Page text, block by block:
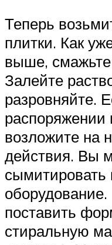
Теперь
плитки. Как
выше,
Залейте
разровняйте.
распоряжении
возложите на
действия. Вы
сымитировать
поставить
стиральную